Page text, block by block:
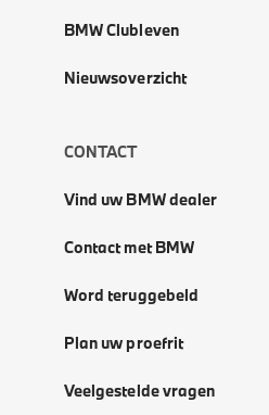
BMW Clubleven
Nieuwsoverzicht
CONTACT
Vind uw BMW dealer
Contact met BMW
Word teruggebeld
Plan uw proefrit
Veelgestelde vragen